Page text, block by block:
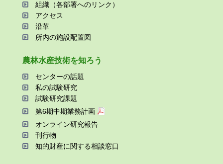
組織（各部署へのリンク）
アクセス
沿⾰
所内の施設配置図
農林⽔産技術を知ろう
センターの話題
私の試験研究
試験研究課題
第6期中期業務計画
オンライン研究報告
刊⾏物
知的財産に関する相談窓⼝